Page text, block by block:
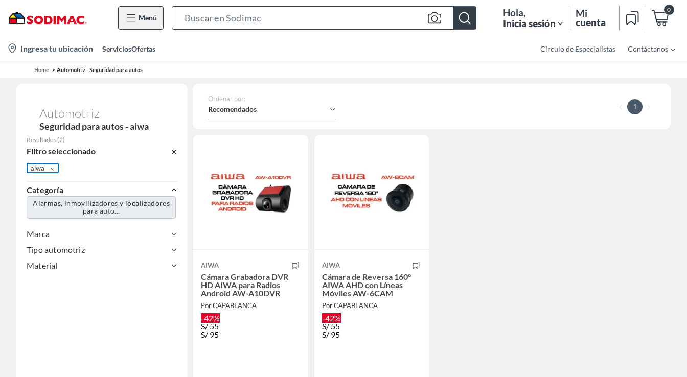
Menú
Bar
Hola,
Inicia sesión
Mi
cuenta
0
location-
icon
Ingresa tu ubicación ServiciosOfertas Círculo de Especialistas Contáctanos
Home Automotriz - Seguridad para autos
Automotriz
Seguridad para autos - aiwa
Resultados (2)
Filtro seleccionado
aiwa
Categoría
Alarmas, inmovilizadores y localizadores
para auto...
Marca
Tipo automotriz
Material
Ordenar por:
Recomendados 1
AIWA
Cámara Grabadora DVR
HD AIWA para Radios
Android AW-A10DVR
Por CAPABLANCA
-42%
S/ 55
S/ 95
AIWA
Cámara de Reversa 160°
AIWA AHD con Líneas
Móviles AW-6CAM
Por CAPABLANCA
-42%
S/ 55
S/ 95